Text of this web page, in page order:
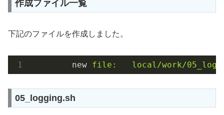
作成ファイル一覧
下記のファイルを作成しました。
new file:   local/work/
05_logging.sh